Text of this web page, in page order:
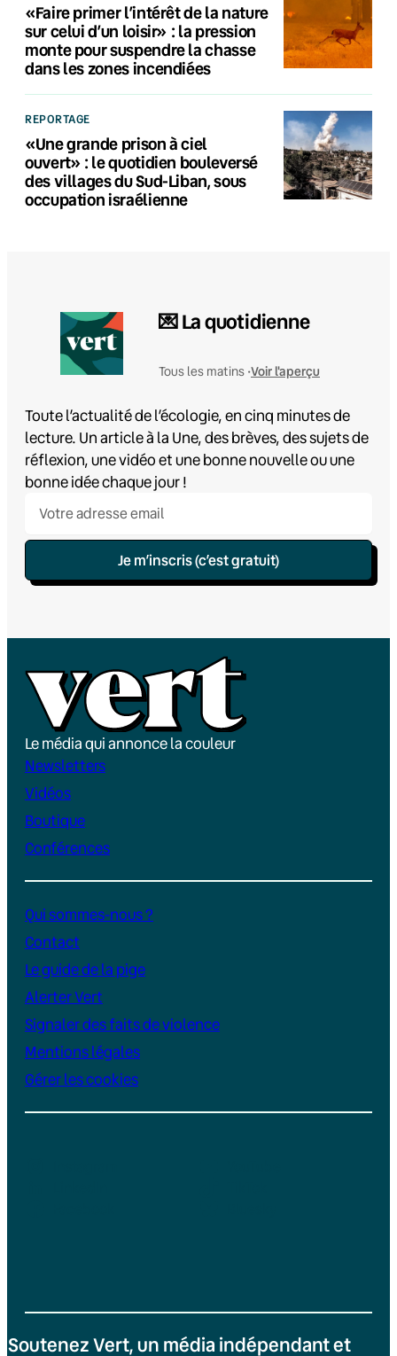
«Faire primer l’intérêt de la nature
sur celui d’un loisir» : la pression
monte pour suspendre la chasse
dans les zones incendiées
REPORTAGE
«Une grande prison à ciel
ouvert» : le quotidien bouleversé
des villages du Sud-Liban, sous
occupation israélienne
💌 La quotidienne
Tous les matins •Voir l'aperçu
Toute l’actualité de l’écologie, en cinq minutes de
lecture. Un article à la Une, des brèves, des sujets de
réflexion, une vidéo et une bonne nouvelle ou une
bonne idée chaque jour !
Je m’inscris (c’est gratuit)
Le média qui annonce la couleur
Newsletters
Vidéos
Boutique
Conférences
Qui sommes-nous ?
Contact
Le guide de la pige
Alerter Vert
Signaler des faits de violence
Mentions légales
Gérer les cookies
Soutenez Vert, un média indépendant et